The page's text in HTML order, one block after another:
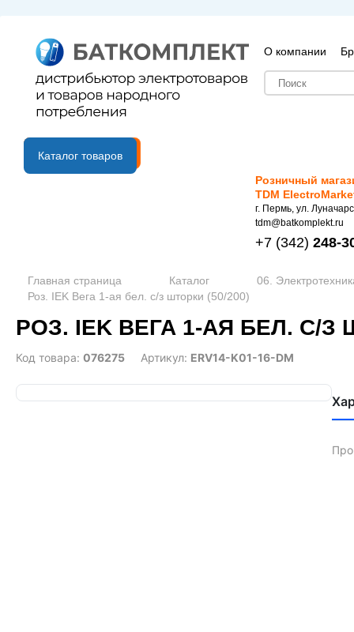
О компании
B2B портал
Каталог товаров
Розничный
TDM
г. Пермь, ул.
tdm@batkomplekt.ru
+7 (342) 248-
Главная страница Каталог
06.
Роз. IEK Вега 1-ая бел. с/з шторки (50/200)
РОЗ. IEK ВЕГА 1-АЯ БЕЛ. С/З
Код товара: 076275 Артикул: ERV14-K01-16-DM